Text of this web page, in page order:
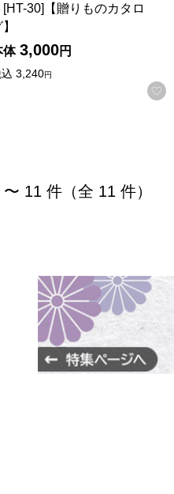
[HT-30]【贈りものカタロ
体 3,000円
3,240円
〜 11 件（全 11 件）
ができます。
に対応している商品から絞